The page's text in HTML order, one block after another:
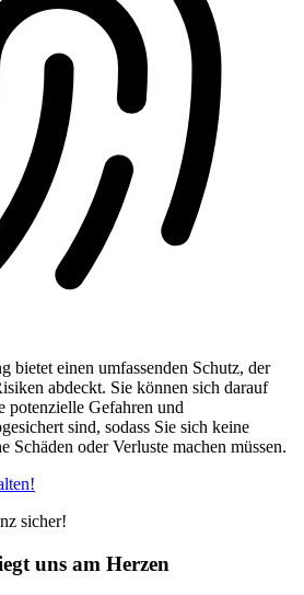
bietet einen umfassenden Schutz, der
abdeckt. Sie können sich darauf
potenzielle Gefahren und
sind, sodass Sie sich keine
Schäden oder Verluste machen müssen.
sicher!
uns am Herzen